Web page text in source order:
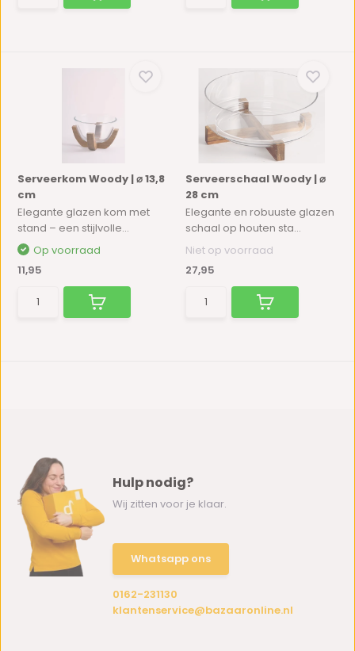
Serveerkom Woody | ⌀ 13,8
cm
Elegante glazen kom met
stand – een stijlvolle...
Op voorraad
11,95
Serveerschaal Woody | ⌀
28 cm
Elegante en robuuste glazen
schaal op houten sta...
Niet op voorraad
27,95
Hulp nodig?
Wij zitten voor je klaar.
Whatsapp ons
0162-231130
klantenservice@bazaaronline.nl